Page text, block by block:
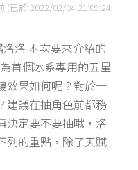
(已於 2022/02/04 21:09:24
洛 本次要來介紹的
首個冰系專用的五星
效果如何呢？對於一
建議在抽角色前都務
決定要不要抽哦，洛
列的重點，除了天賦